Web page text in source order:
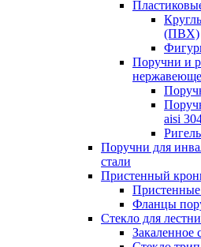
(ПВХ)
Поручни и
aisi
Поручни для
стали
Пристенный
Фланцы
Стекло для
Закаленное